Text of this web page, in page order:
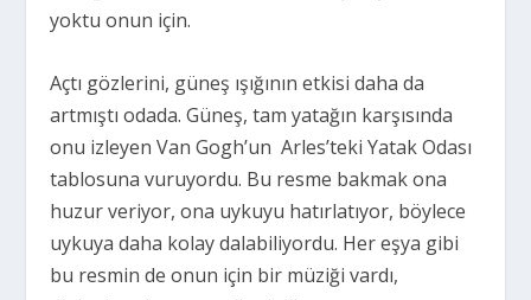
yoktu onun için.
Açtı gözlerini, güneş ışığının etkisi daha da
artmıştı odada. Güneş, tam yatağın karşısında
onu izleyen Van Gogh’unArles’teki Yatak Odası
tablosuna vuruyordu. Bu resme bakmak ona
huzur veriyor, ona uykuyu hatırlatıyor, böylece
uykuya daha kolay dalabiliyordu. Her eşya gibi
bu resmin de onun için bir müziği vardı,